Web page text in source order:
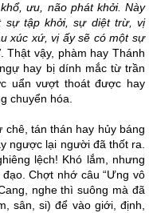
ưu, não phát khởi. Này
sự tập khởi, sự diệt trừ, vị
xúc xứ, vị ấy sẽ có một sự
. Thật vậy, phàm hay Thánh
hay bị dính mắc từ trần
uẩn vượt thoát được hay
chuyển hóa.
tán thán hay hủy báng
ngược lại người đã thốt ra.
lệch! Khó lắm, nhưng
Chợt nhớ câu “Ưng vô
nghe thì suông mà đã
sân, si) để vào giới, định,